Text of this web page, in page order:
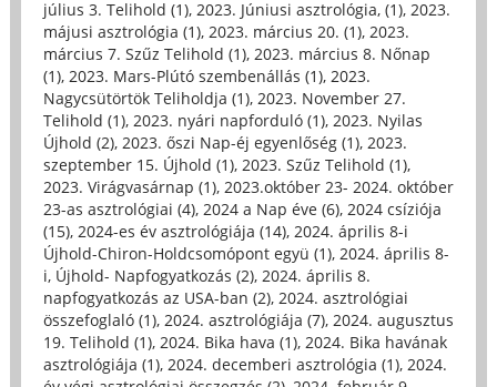
július 3. Telihold (1), 2023. Júniusi asztrológia, (1), 2023.
májusi asztrológia (1), 2023. március 20. (1), 2023.
március 7. Szűz Telihold (1), 2023. március 8. Nőnap
(1), 2023. Mars-Plútó szembenállás (1), 2023.
Nagycsütörtök Teliholdja (1), 2023. November 27.
Telihold (1), 2023. nyári napforduló (1), 2023. Nyilas
Újhold (2), 2023. őszi Nap-éj egyenlőség (1), 2023.
szeptember 15. Újhold (1), 2023. Szűz Telihold (1),
2023. Virágvasárnap (1), 2023.október 23- 2024. október
23-as asztrológiai (4), 2024 a Nap éve (6), 2024 csíziója
(15), 2024-es év asztrológiája (14), 2024. április 8-i
Újhold-Chiron-Holdcsomópont együ (1), 2024. április 8-
i, Újhold- Napfogyatkozás (2), 2024. április 8.
napfogyatkozás az USA-ban (2), 2024. asztrológiai
összefoglaló (1), 2024. asztrológiája (7), 2024. augusztus
19. Telihold (1), 2024. Bika hava (1), 2024. Bika havának
asztrológiája (1), 2024. decemberi asztrológia (1), 2024.